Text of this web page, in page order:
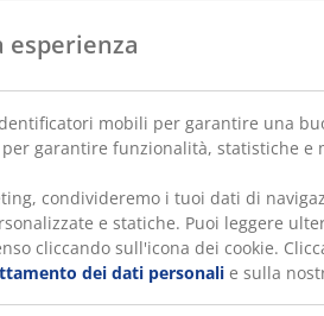
esperienza
mobili per garantire una
garantire funzionalità, statistiche e
condivideremo i tuoi dati di
e statiche. Puoi leggere
cliccando sull'icona dei cookie.
dei dati personali e sulla